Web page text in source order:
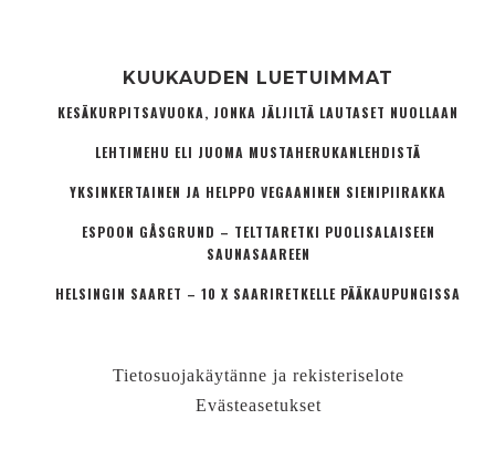
KUUKAUDEN LUETUIMMAT
KESÄKURPITSAVUOKA, JONKA JÄLJILTÄ LAUTASET NUOLLAAN
LEHTIMEHU ELI JUOMA MUSTAHERUKANLEHDISTÄ
YKSINKERTAINEN JA HELPPO VEGAANINEN SIENIPIIRAKKA
ESPOON GÅSGRUND – TELTTARETKI PUOLISALAISEEN
SAUNASAAREEN
HELSINGIN SAARET – 10 X SAARIRETKELLE PÄÄKAUPUNGISSA
Tietosuojakäytänne ja rekisteriselote
Evästeasetukset